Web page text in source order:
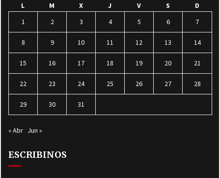
L M X J V S
D
1
2 3 4 5 6 7
8 9 10 11 12 13 14
15 16 17 18 19 20 21
22 23 24 25 26 27 28
29 30 31
« Abr Jun »
ESCRIBINOS